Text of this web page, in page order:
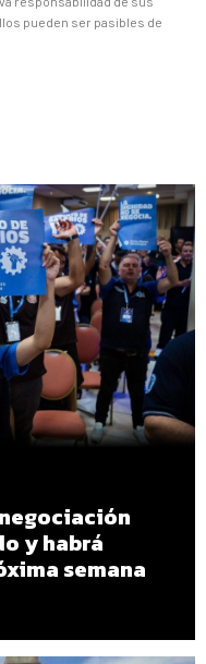
pueden ser pasibles de
y habrá
semana